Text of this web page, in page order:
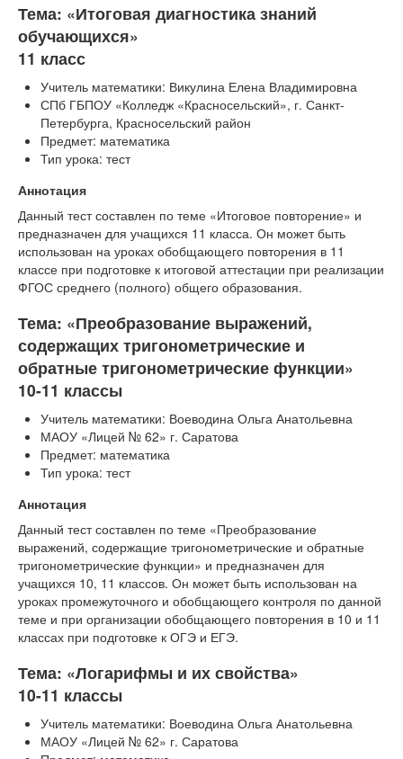
Тема: «Итоговая диагностика знаний
обучающихся»
11 класс
Учитель математики: Викулина Елена Владимировна
СПб ГБПОУ «Колледж «Красносельский», г. Санкт-
Петербурга, Красносельский район
Предмет: математика
Тип урока: тест
Аннотация
Данный тест составлен по теме «Итоговое повторение» и
предназначен для учащихся 11 класса. Он может быть
использован на уроках обобщающего повторения в 11
классе при подготовке к итоговой аттестации при реализации
ФГОС среднего (полного) общего образования.
Тема: «Преобразование выражений,
содержащих тригонометрические и
обратные тригонометрические функции»
10-11 классы
Учитель математики: Воеводина Ольга Анатольевна
МАОУ «Лицей № 62» г. Саратова
Предмет: математика
Тип урока: тест
Аннотация
Данный тест составлен по теме «Преобразование
выражений, содержащие тригонометрические и обратные
тригонометрические функции» и предназначен для
учащихся 10, 11 классов. Он может быть использован на
уроках промежуточного и обобщающего контроля по данной
теме и при организации обобщающего повторения в 10 и 11
классах при подготовке к ОГЭ и ЕГЭ.
Тема: «Логарифмы и их свойства»
10-11 классы
Учитель математики: Воеводина Ольга Анатольевна
МАОУ «Лицей № 62» г. Саратова